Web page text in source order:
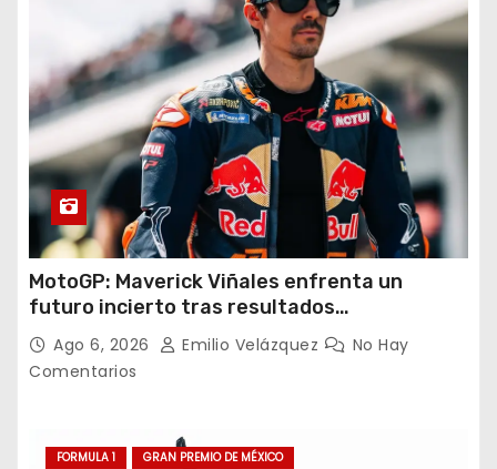
MotoGP: Maverick Viñales enfrenta un
futuro incierto tras resultados
decepcionantes
Ago 6, 2026 Emilio Velázquez
No Hay
Comentarios
FORMULA 1 GRAN PREMIO DE MÉXICO